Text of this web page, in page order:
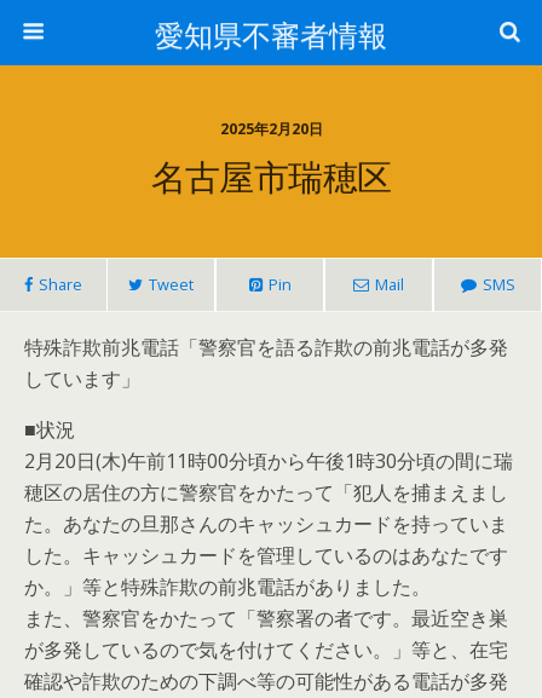
愛知県不審者情報
2025年2月20日
名古屋市瑞穂区
Share Tweet Pin Mail SMS
特殊詐欺前兆電話「警察官を語る詐欺の前兆電話が多発
しています」
■状況
2月20日(木)午前11時00分頃から午後1時30分頃の間に瑞
穂区の居住の方に警察官をかたって「犯人を捕まえまし
た。あなたの旦那さんのキャッシュカードを持っていま
した。キャッシュカードを管理しているのはあなたです
か。」等と特殊詐欺の前兆電話がありました。
また、警察官をかたって「警察署の者です。最近空き巣
が多発しているので気を付けてください。」等と、在宅
確認や詐欺のための下調べ等の可能性がある電話が多発